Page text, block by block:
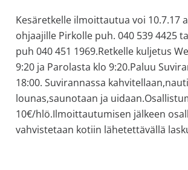
Kesäretkelle ilmoittautua voi 10.7.17
ohjaajille Pirkolle puh. 040 539 4425
puh 040 451 1969.Retkelle kuljetus
9:20 ja Parolasta klo 9:20.Paluu
18:00. Suvirannassa
lounas,saunotaan ja
10€/hlö.Ilmoittautumisen jälkeen
vahvistetaan kotiin lähetettävällä